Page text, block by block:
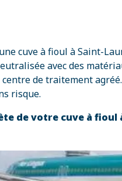
cuve à fioul à Saint-
avec des
de traitement
risque.
de votre cuve à